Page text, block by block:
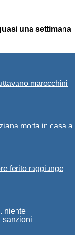
una settimana
marocchini
morta in casa a
ferito raggiunge
niente
sanzioni